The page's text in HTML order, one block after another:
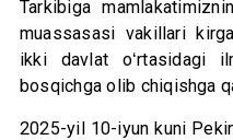
Tarkibiga
muassasasi vakillari
ikki davlat oʻrtasidagi
bosqichga olib chiqishga
2025-yil 10-iyun kuni